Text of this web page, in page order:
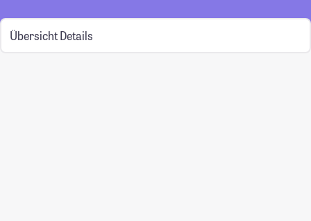
Übersicht Details